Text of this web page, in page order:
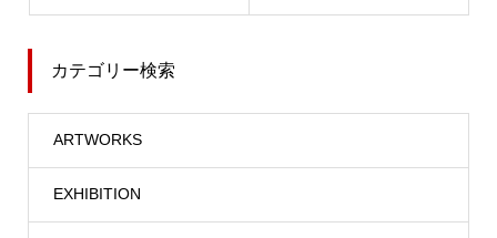
カテゴリー検索
ARTWORKS
EXHIBITION